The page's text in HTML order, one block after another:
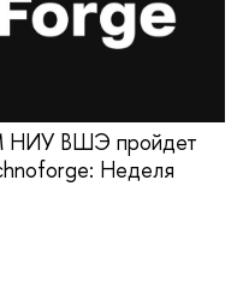
НИУ ВШЭ пройдет
Неделя